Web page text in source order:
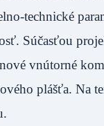
technické
Súčasťou
vnútorné
plášťa. Na